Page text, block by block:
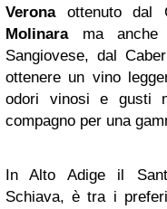
Veronaottenuto dal
Molinarama anche
Sangiovese, dal
ottenere un vino
odori vinosi e gusti
compagno per una
In Alto Adige il
Schiava, è tra i